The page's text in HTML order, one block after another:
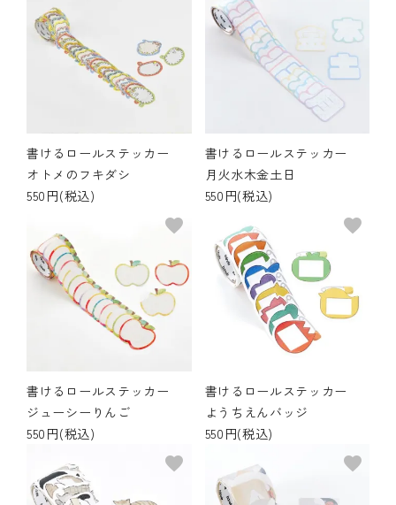
書けるロールステッカー
オトメのフキダシ
550円(税込)
書けるロールステッカー
月火水木金土日
550円(税込)
書けるロールステッカー
ジューシーりんご
550円(税込)
favorite
書けるロールステッカー
ようちえんバッジ
550円(税込)
favorite
favorite favorite